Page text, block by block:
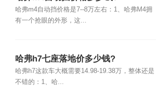
哈弗m4自动挡价格是7--8万左右：1、哈弗M4拥
有一个抢眼的外形，这...
哈弗h7七座落地价多少钱?
哈弗h7这款车大概需要14.98-19.38万，整体还是
不错的：1、哈...